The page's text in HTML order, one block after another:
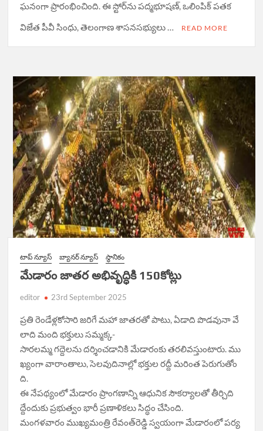
ఘనంగా ప్రారంభించింది. ఈ స్టోర్‌ను పద్మభూషణ్, ఒలింపిక్ పతక
విజేత పీవీ సింధు, తెలంగాణ శాసనసభ్యులు …
READ MORE
టాప్ న్యూస్ బ్యానర్ న్యూస్ స్థానికం
మేడారం జాతర అభివృద్ధికి 150కోట్లు
editor 23rd September 2025
ప్రతి రెండేళ్లకోసారి జరిగే మహా జాతరతో పాటు, ఏడాది పొడవునా వే
లాది మంది భక్తులు సమ్మక్క-
సారలమ్మ గద్దెలను దర్శించడానికి మేడారంకు తరలివస్తుంటారు. ము
ఖ్యంగా వారాంతాలు, సెలవుదినాల్లో భక్తుల రద్దీ మరింత పెరుగుతోం
ది.
ఈ నేపథ్యంలో మేడారం ప్రాంగణాన్ని ఆధునిక సౌకర్యాలతో తీర్చిది
ద్దేందుకు ప్రభుత్వం భారీ ప్రణాళికలు సిద్ధం చేసింది.
మంగళవారం ముఖ్యమంత్రి రేవంత్‌రెడ్డి స్వయంగా మేడారంలో పర్య